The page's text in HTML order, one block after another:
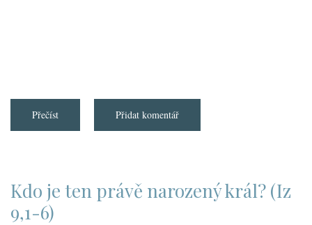
Přečíst
č.
Přidat komentář
Kdo je ten právě narozený král? (Iz
9,1-6)